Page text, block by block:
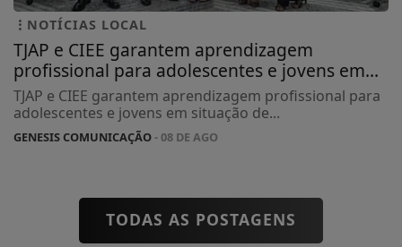
NOTÍCIAS LOCAL
TJAP e CIEE garantem aprendizagem
profissional para adolescentes e jovens em...
TJAP e CIEE garantem aprendizagem profissional para
adolescentes e jovens em situação de...
GENESIS COMUNICAÇÃO- 08 DE AGO
TODAS AS POSTAGENS